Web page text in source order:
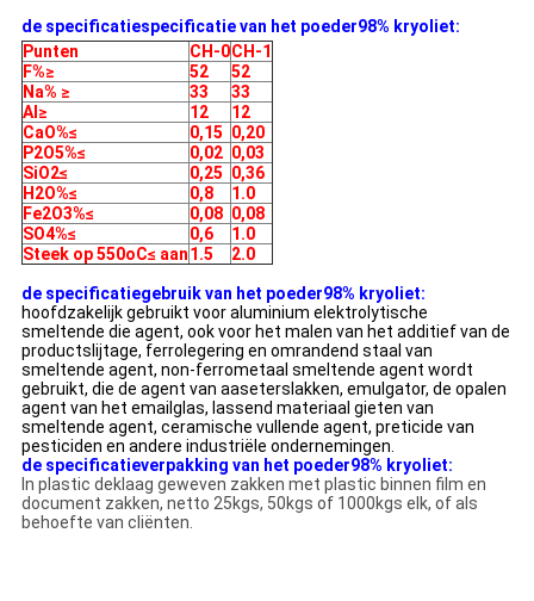
de specificatiespecificatie van het poeder98% kryoliet:
Punten
CH-0CH-1
F%≥
52
52
Na% ≥
33
33
Al≥
12
12
CaO%≤
0,15 0,20
P2O5%≤
0,02 0,03
SiO2≤
0,25 0,36
H2O%≤
0,8
1.0
Fe2O3%≤
0,08 0,08
SO4%≤
0,6
1.0
Steek op 550oC≤ aan1.5 2.0
de specificatiegebruik van het poeder98% kryoliet:
hoofdzakelijk gebruikt voor aluminium elektrolytische
smeltende die agent, ook voor het malen van het additief van de
productslijtage, ferrolegering en omrandend staal van
smeltende agent, non-ferrometaal smeltende agent wordt
gebruikt, die de agent van aaseterslakken, emulgator, de opalen
agent van het emailglas, lassend materiaal gieten van
smeltende agent, ceramische vullende agent, preticide van
pesticiden en andere industriële ondernemingen.
de specificatieverpakking van het poeder98% kryoliet:
In plastic deklaag geweven zakken met plastic binnen film en
document zakken, netto 25kgs, 50kgs of 1000kgs elk, of als
behoefte van cliënten.